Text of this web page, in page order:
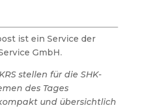
ist ein Service der
GmbH.
stellen für die SHK-
des Tages
und übersichtlich